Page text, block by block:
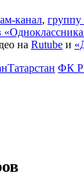
канал, группу
на Rutube и
Татарстан ФК